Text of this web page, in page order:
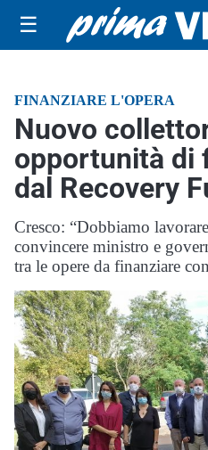
☰
FINANZIARE L'OPERA
Nuovo
opportunità di
dal Recovery
Cresco: “Dobbiamo
convincere ministro e
tra le opere da finanziare